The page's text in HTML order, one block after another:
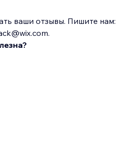
ваши отзывы. Пишите нам: